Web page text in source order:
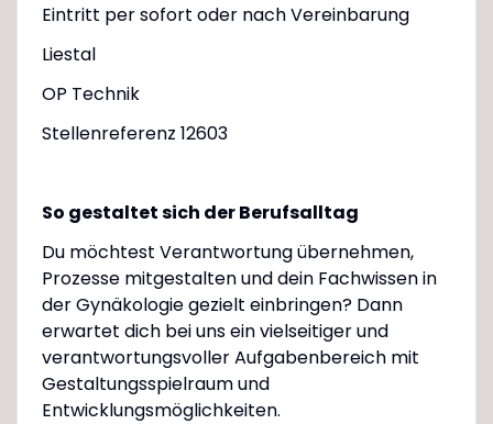
Eintritt per sofort oder nach Vereinbarung
Liestal
OP Technik
Stellenreferenz 12603
So gestaltet sich der Berufsalltag
Du möchtest Verantwortung übernehmen,
Prozesse mitgestalten und dein Fachwissen in
der Gynäkologie gezielt einbringen? Dann
erwartet dich bei uns ein vielseitiger und
verantwortungsvoller Aufgabenbereich mit
Gestaltungsspielraum und
Entwicklungsmöglichkeiten.